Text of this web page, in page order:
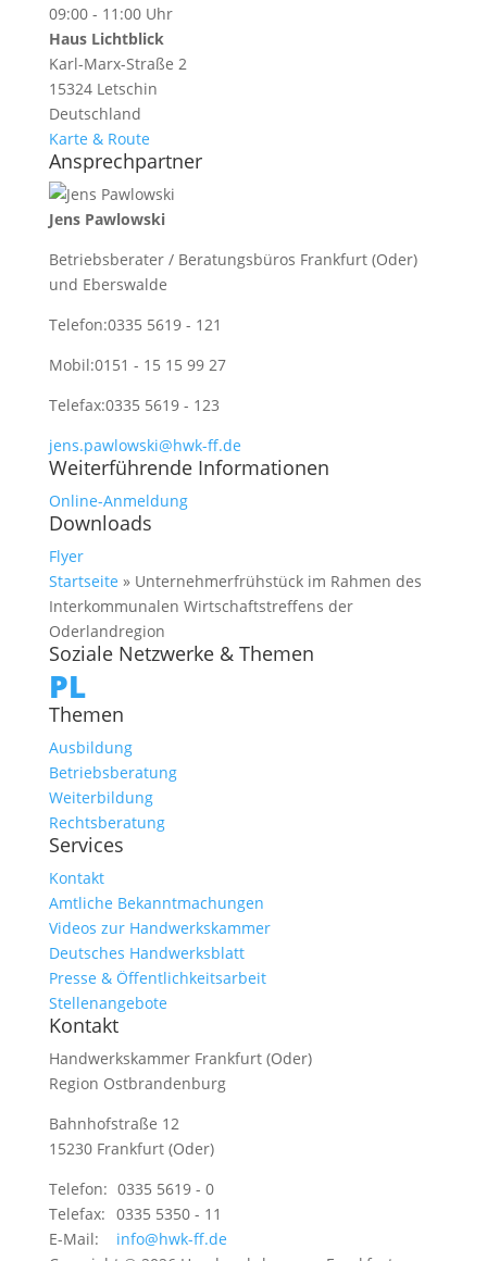
09:00 - 11:00 Uhr
Haus Lichtblick
Karl-Marx-Straße 2
15324 Letschin
Deutschland
Karte & Route
Ansprechpartner
Jens Pawlowski
Betriebsberater / Beratungsbüros Frankfurt (Oder)
und Eberswalde
Telefon:0335 5619 - 121
Mobil:0151 - 15 15 99 27
Telefax:0335 5619 - 123
jens.pawlowski@hwk-ff.de
Weiterführende Informationen
Online-Anmeldung
Downloads
Flyer
Startseite » Unternehmerfrühstück im Rahmen des
Interkommunalen Wirtschaftstreffens der
Oderlandregion
Soziale Netzwerke & Themen
PL
Themen
Ausbildung
Betriebsberatung
Weiterbildung
Rechtsberatung
Services
Kontakt
Amtliche Bekanntmachungen
Videos zur Handwerkskammer
Deutsches Handwerksblatt
Presse & Öffentlichkeitsarbeit
Stellenangebote
Kontakt
Handwerkskammer Frankfurt (Oder)
Region Ostbrandenburg
Bahnhofstraße 12
15230 Frankfurt (Oder)
Telefon: 0335 5619 - 0
Telefax: 0335 5350 - 11
E-Mail:
info@hwk-ff.de